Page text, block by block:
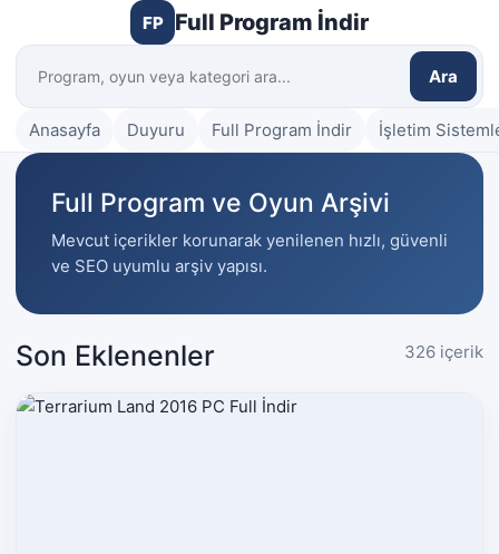
FP Full Program İndir
Ara
Anasayfa Duyuru Full Program İndir İşletim
Full Program ve Oyun Arşivi
Mevcut içerikler korunarak yenilenen hızlı, güvenli
ve SEO uyumlu arşiv yapısı.
Son Eklenenler 326 içerik